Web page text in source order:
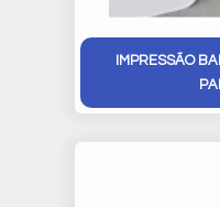
IMPRESSÃO